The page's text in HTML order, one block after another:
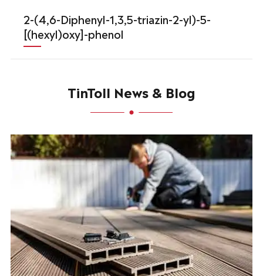
2-(4,6-Diphenyl-1,3,5-triazin-2-yl)-5-
[(hexyl)oxy]-phenol
TinToll News & Blog